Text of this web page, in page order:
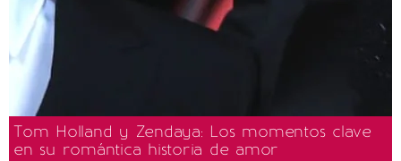
Tom Holland y Zendaya: Los momentos clave
en su romántica historia de amor